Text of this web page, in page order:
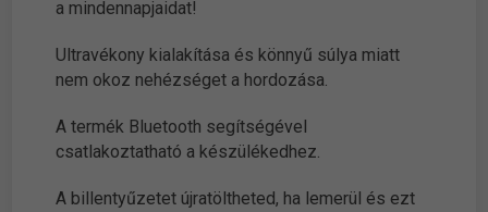
a mindennapjaidat!
Ultravékony kialakítása és könnyű súlya miatt
nem okoz nehézséget a hordozása.
A termék Bluetooth segítségével
csatlakoztatható a készülékedhez.
A billentyűzetet újratöltheted, ha lemerül és ezt